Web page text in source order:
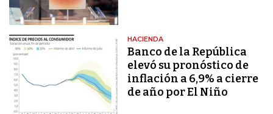
HACIENDA
Banco de la República
elevó su pronóstico de
inflación a 6,9% a cierre
de año por El Niño